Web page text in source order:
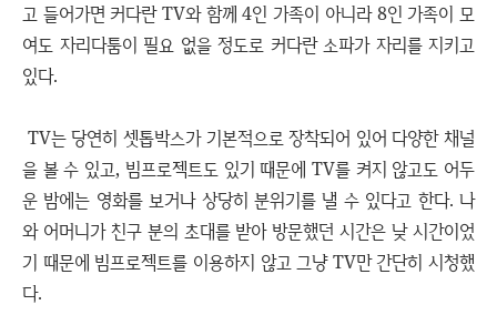
고 들어가면 커다란 TV와 함께 4인 가족이 아니라 8인 가족이 모
여도 자리다툼이 필요 없을 정도로 커다란 소파가 자리를 지키고
있다.
TV는 당연히 셋톱박스가 기본적으로 장착되어 있어 다양한 채널
을 볼 수 있고, 빔프로젝트도 있기 때문에 TV를 켜지 않고도 어두
운 밤에는 영화를 보거나 상당히 분위기를 낼 수 있다고 한다. 나
와 어머니가 친구 분의 초대를 받아 방문했던 시간은 낮 시간이었
기 때문에 빔프로젝트를 이용하지 않고 그냥 TV만 간단히 시청했
다.